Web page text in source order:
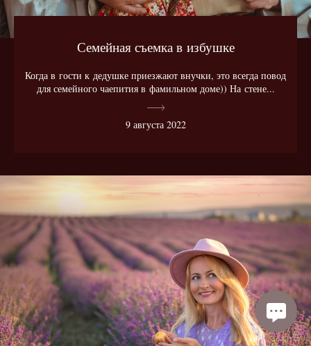
Семейная съемка в избушке
Когда в гости к дедушке приезжают внучки, это всегда повод
для семейного чаепития в фамильном доме)) На стене...
9 августа 2022